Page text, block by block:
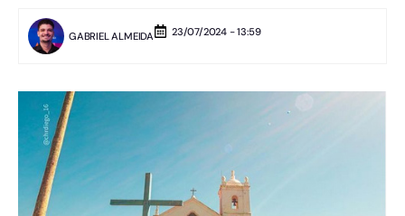
GABRIEL ALMEIDA 23/07/2024 - 13:59